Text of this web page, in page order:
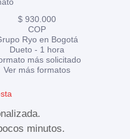
$ 930.000
COP
Ryo en Bogotá
Dueto - 1 hora
más solicitado
Ver más formatos
minutos.